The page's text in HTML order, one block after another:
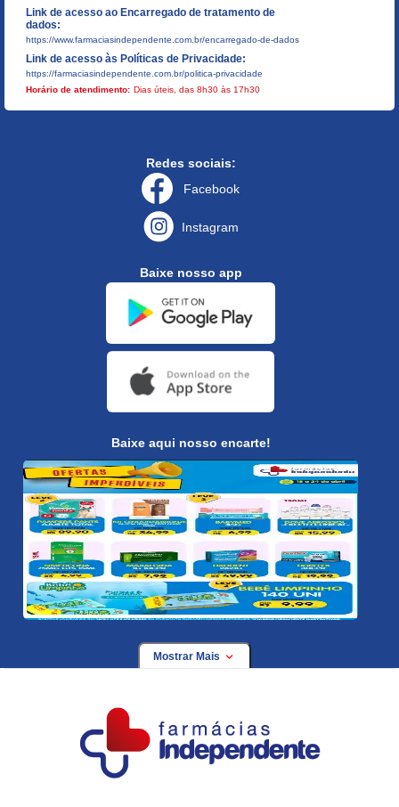
Link de acesso ao Encarregado de tratamento de
dados:
https://www.farmaciasindependente.com.br/encarregado-de-dados
Link de acesso às Políticas de Privacidade:
https://farmaciasindependente.com.br/politica-privacidade
Horário de atendimento: Dias úteis, das 8h30 às 17h30
Redes sociais:
Facebook
Instagram
Baixe nosso app
Baixe aqui nosso encarte!
Mostrar Mais